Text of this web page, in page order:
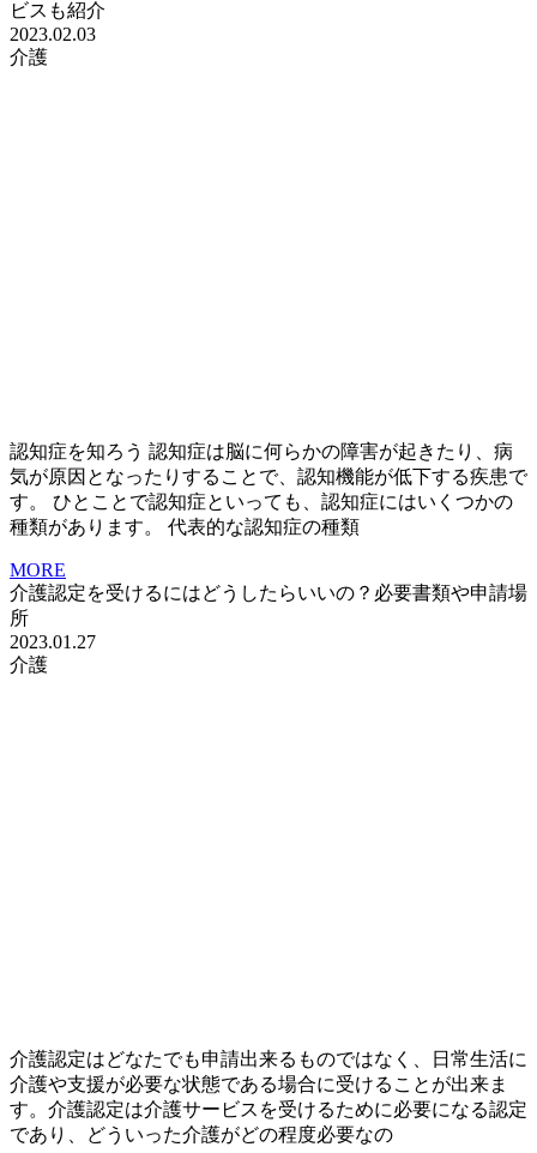
ビスも紹介
2023.02.03
介護
認知症を知ろう 認知症は脳に何らかの障害が起きたり、病
気が原因となったりすることで、認知機能が低下する疾患で
す。 ひとことで認知症といっても、認知症にはいくつかの
種類があります。 代表的な認知症の種類
MORE
介護認定を受けるにはどうしたらいいの？必要書類や申請場
所
2023.01.27
介護
介護認定はどなたでも申請出来るものではなく、日常生活に
介護や支援が必要な状態である場合に受けることが出来ま
す。介護認定は介護サービスを受けるために必要になる認定
であり、どういった介護がどの程度必要なの